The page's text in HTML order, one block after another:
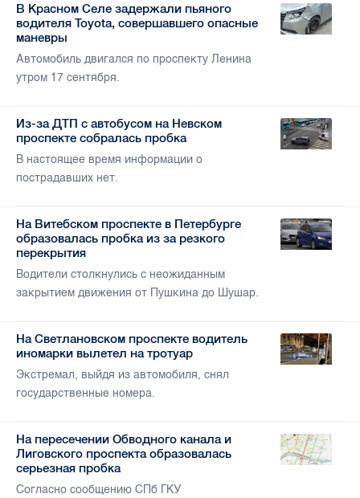
В Красном Селе задержали пьяного
водителя Toyota, совершавшего опасные
маневры
Автомобиль двигался по проспекту Ленина
утром 17 сентября.
Из-за ДТП с автобусом на Невском
проспекте собралась пробка
В настоящее время информации о
пострадавших нет.
На Витебском проспекте в Петербурге
образовалась пробка из за резкого
перекрытия
Водители столкнулись с неожиданным
закрытием движения от Пушкина до Шушар.
На Светлановском проспекте водитель
иномарки вылетел на тротуар
Экстремал, выйдя из автомобиля, снял
государственные номера.
На пересечении Обводного канала и
Лиговского проспекта образовалась
серьезная пробка
Согласно сообщению СПб ГКУ